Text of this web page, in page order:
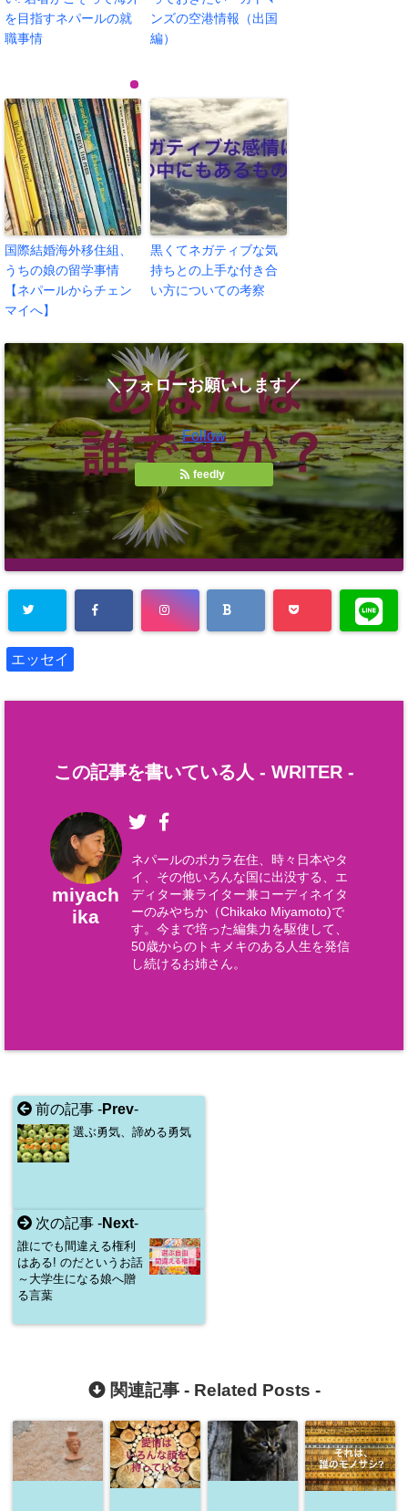
を目指すネパールの就
職事情
ンズの空港情報（出国
編）
国際結婚海外移住組、
うちの娘の留学事情
【ネパールからチェン
マイへ】
黒くてネガティブな気
持ちとの上手な付き合
い方についての考察
＼フォローお願いします／
Follow
feedly
エッセイ
この記事を書いている人 - WRITER -
miyach
ika
ネパールのポカラ在住、時々日本やタ
イ、その他いろんな国に出没する、エ
ディター兼ライター兼コーディネイタ
ーのみやちか（Chikako Miyamoto)で
す。今まで培った編集力を駆使して、
50歳からのトキメキのある人生を発信
し続けるお姉さん。
前の記事 -Prev-
選ぶ勇気、諦める勇気
次の記事 -Next-
誰にでも間違える権利
はある! のだというお話
～大学生になる娘へ贈
る言葉
関連記事 - Related Posts -